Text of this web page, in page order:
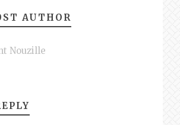
AUTHOR
Nouzille